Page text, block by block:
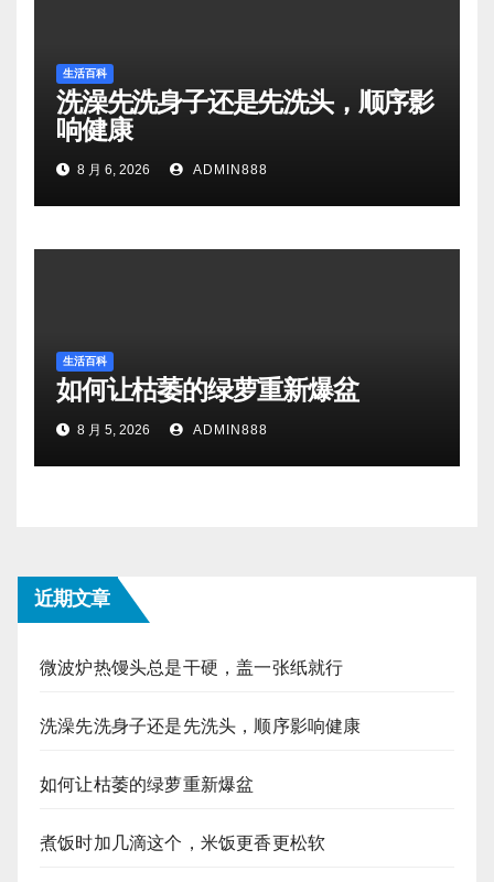
生活百科
洗澡先洗身子还是先洗头，顺序影
响健康
8 月 6, 2026 ADMIN888
生活百科
如何让枯萎的绿萝重新爆盆
8 月 5, 2026 ADMIN888
近期文章
微波炉热馒头总是干硬，盖一张纸就行
洗澡先洗身子还是先洗头，顺序影响健康
如何让枯萎的绿萝重新爆盆
煮饭时加几滴这个，米饭更香更松软